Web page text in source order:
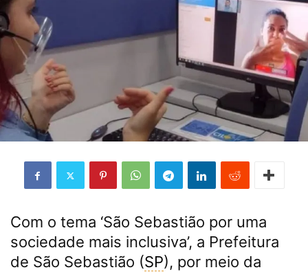
Com o tema ‘São Sebastião por uma
sociedade mais inclusiva’, a Prefeitura
de São Sebastião (SP), por meio da